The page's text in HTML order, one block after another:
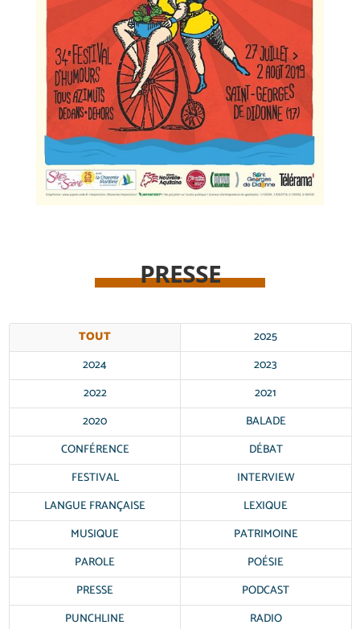
PRESSE
TOUT
2025
2024
2023
2022
2021
2020
BALADE
CONFÉRENCE
DÉBAT
FESTIVAL
INTERVIEW
LANGUE FRANÇAISE
LEXIQUE
MUSIQUE
PATRIMOINE
PAROLE
POÉSIE
PRESSE
PODCAST
PUNCHLINE
RADIO